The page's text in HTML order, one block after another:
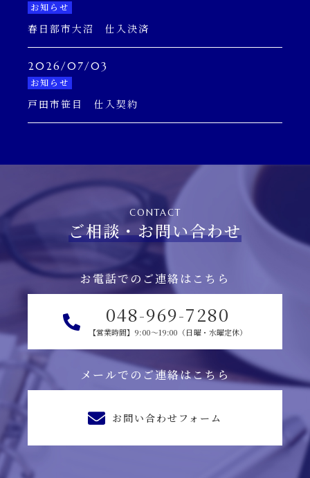
お知らせ
春日部市大沼 仕入決済
2026/07/03
お知らせ
戸田市笹目 仕入契約
CONTACT
ご相談・お問い合わせ
お電話でのご連絡はこちら
048-969-7280
【営業時間】9:00～19:00（日曜・水曜定休）
メールでのご連絡はこちら
お問い合わせフォーム